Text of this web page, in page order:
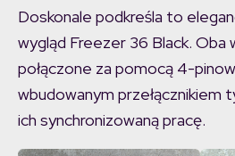
Doskonale podkreśla to
wygląd Freezer 36 Black.
połączone za pomocą 4-
wbudowanym przełącznikiem
ich synchronizowaną pracę.